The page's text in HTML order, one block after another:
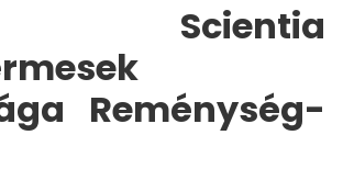
Scientia
Reménység-